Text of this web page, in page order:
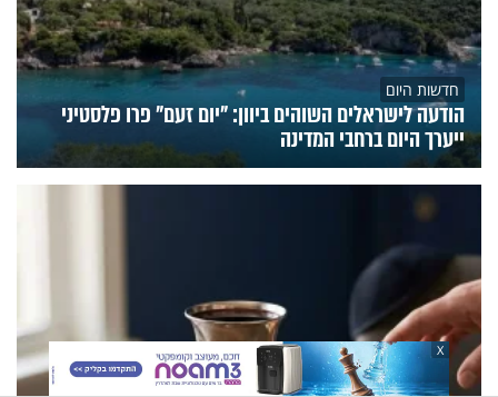
חדשות היום
הודעה לישראלים השוהים ביוון: "יום זעם" פרו פלסטיני
ייערך היום ברחבי המדינה
X